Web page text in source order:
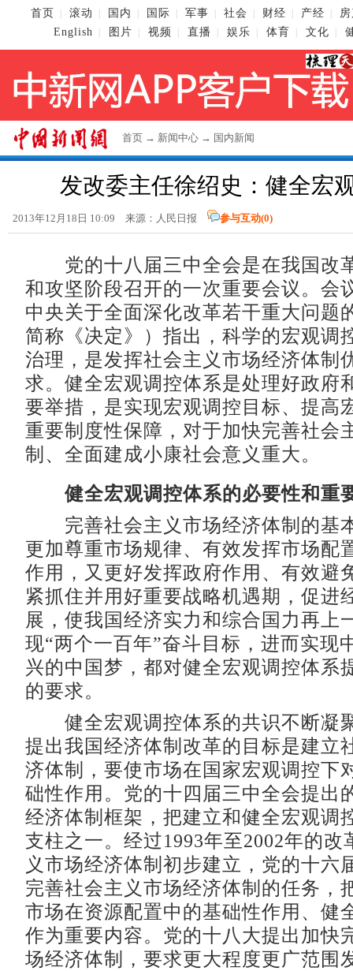
首页 滚动 国内 国际 军事 社会 财经 产经
English
图片 视频 直播 娱乐 体育 文化
首页 → 新闻中心 → 国内新闻
发改委主任徐绍史：健全宏
2013年12月18日 10:09 来源：人民日报 参与互动(0)
党的十八届三中全会是在我国改
和攻坚阶段召开的一次重要会议。会
中央关于全面深化改革若干重大问题
简称《决定》）指出，科学的宏观调
治理，是发挥社会主义市场经济体制
求。健全宏观调控体系是处理好政府
要举措，是实现宏观调控目标、提高
重要制度性保障，对于加快完善社会
制、全面建成小康社会意义重大。
健全宏观调控体系的必要性和重
完善社会主义市场经济体制的基
更加尊重市场规律、有效发挥市场配
作用，又更好发挥政府作用、有效避
紧抓住并用好重要战略机遇期，促进
展，使我国经济实力和综合国力再上
现“两个一百年”奋斗目标，进而实现
兴的中国梦，都对健全宏观调控体系
的要求。
健全宏观调控体系的共识不断凝
提出我国经济体制改革的目标是建立
济体制，要使市场在国家宏观调控下
础性作用。党的十四届三中全会提出
经济体制框架，把建立和健全宏观调
支柱之一。经过1993年至2002年的改
义市场经济体制初步建立，党的十六
完善社会主义市场经济体制的任务，
市场在资源配置中的基础性作用、健
作为重要内容。党的十八大提出加快
场经济体制，要求更大程度更广范围